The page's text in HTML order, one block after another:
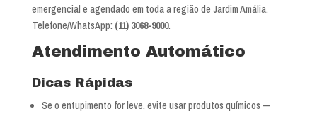
emergencial e agendado em toda a região de Jardim Amália.
Telefone/WhatsApp: (11) 3068-9000.
Atendimento Automático
Dicas Rápidas
Se o entupimento for leve, evite usar produtos químicos —